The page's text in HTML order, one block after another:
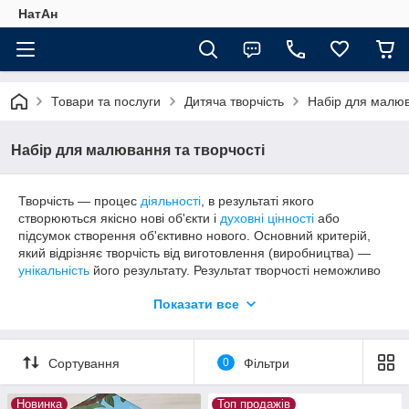
НатАн
Товари та послуги Дитяча творчість Набір для
Набір для малювання та творчості
Творчість — процес діяльності , в результаті якого
створюються якісно нові об'єкти і духовні цінності або
підсумок створення об'єктивно нового. Основний критерій,
який відрізняє творчість від виготовлення (виробництва) —
унікальність його результату. Результат творчості неможливо
умов. Ніхто, крім, можливо,
точності такий же результат,
якщо створити для нього ту ж
вихідну ситуацію. Таким чином в процесі творчості автор
вкладає в матеріал, крім праці, якісь незвідні до трудових
Показати все
Сортування 0 Фільтри
Новинка Топ продажів